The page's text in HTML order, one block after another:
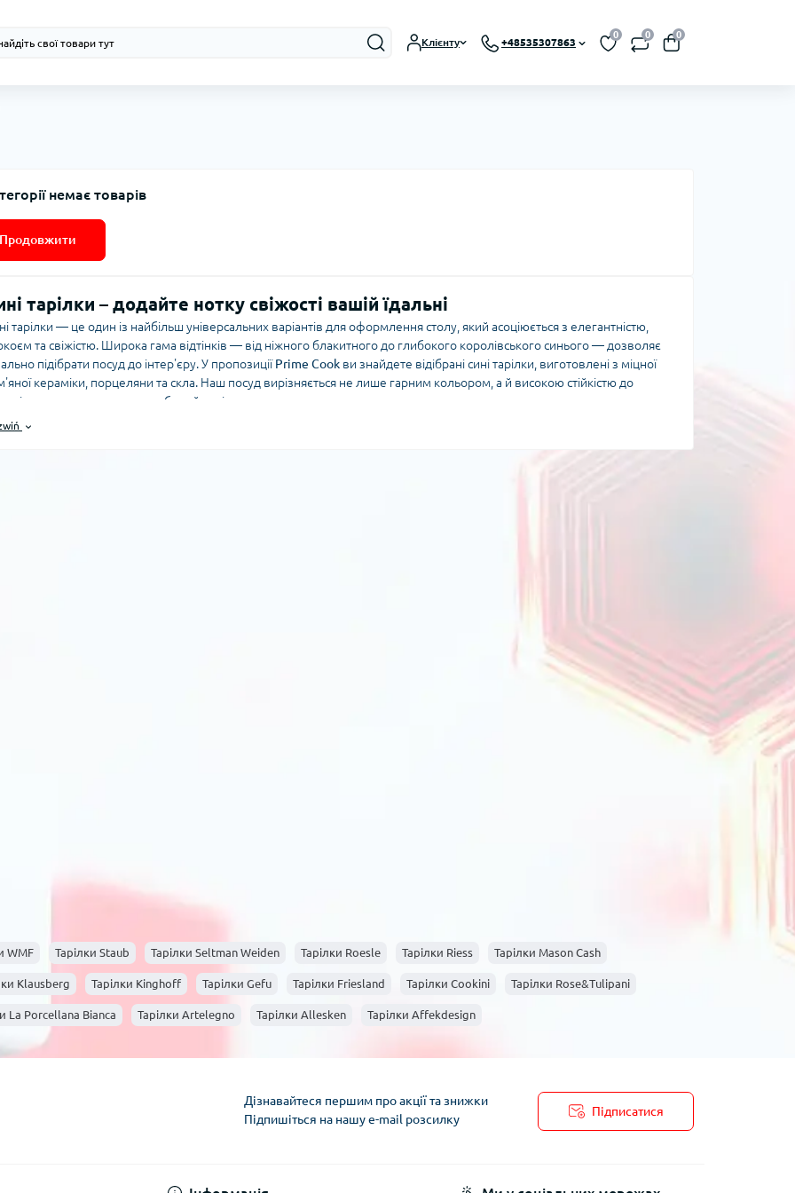
Клієнту +48535307863
0 0 0
немає товарів
Продовжити
тарілки – додайте нотку свіжості вашій їдальні
тарілки — це один із найбільш універсальних варіантів для оформлення столу, який асоціюється з елегантністю,
та свіжістю. Широка гама відтінків — від ніжного блакитного до глибокого королівського синього — дозволяє
підібрати посуд до інтер'єру. У пропозиціїPrime Cook ви знайдете відібрані сині тарілки, виготовлені з міцної
кераміки, порцеляни та скла. Наш посуд вирізняється не лише гарним кольором, а й високою стійкістю до
пошкоджень, що робить його ідеальним для щоденного використання.
варто обрати синій набір тарілок?
WMF Тарілки Staub Тарілки Seltman Weiden Тарілки Roesle Тарілки Riess Тарілки Mason Cash
Klausberg Тарілки Kinghoff Тарілки Gefu Тарілки Friesland Тарілки Cookini Тарілки Rose&Tulipani
La Porcellana Bianca Тарілки Artelegno Тарілки Allesken Тарілки Affekdesign
Дізнавайтеся першим про акції та знижки
Підпишіться на нашу e-mail розсилку
Підписатися